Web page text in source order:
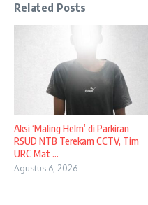
Related Posts
Aksi ‘Maling Helm’ di Parkiran
RSUD NTB Terekam CCTV, Tim
URC Mat ...
Agustus 6, 2026